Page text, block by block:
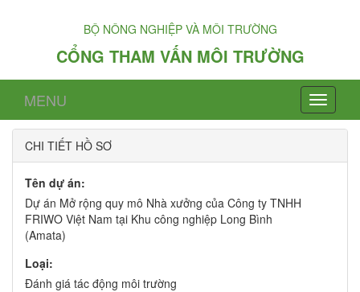
BỘ NÔNG NGHIỆP VÀ MÔI TRƯỜNG
CỔNG THAM VẤN MÔI TRƯỜNG
MENU
CHI TIẾT HỒ SƠ
Tên dự án:
Dự án Mở rộng quy mô Nhà xưởng của Công ty TNHH
FRIWO Việt Nam tại Khu công nghiệp Long Bình
(Amata)
Loại:
Đánh giá tác động môi trường